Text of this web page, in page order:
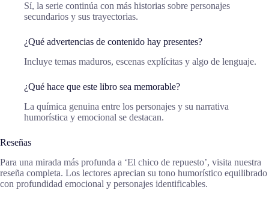
Sí, la serie continúa con más historias sobre personajes
secundarios y sus trayectorias.
¿Qué advertencias de contenido hay presentes?
Incluye temas maduros, escenas explícitas y algo de lenguaje.
¿Qué hace que este libro sea memorable?
La química genuina entre los personajes y su narrativa
humorística y emocional se destacan.
Reseñas
Para una mirada más profunda a ‘El chico de repuesto’, visita nuestra
reseña completa. Los lectores aprecian su tono humorístico equilibrado
con profundidad emocional y personajes identificables.